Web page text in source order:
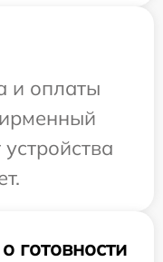
и оплаты
готовности